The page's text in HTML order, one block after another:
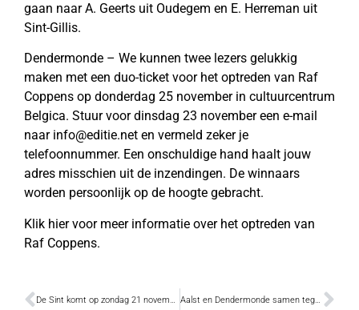
gaan naar A. Geerts uit Oudegem en E. Herreman uit
Sint-Gillis.
Dendermonde – We kunnen twee lezers gelukkig
maken met een duo-ticket voor het optreden van Raf
Coppens op donderdag 25 november in cultuurcentrum
Belgica. Stuur voor dinsdag 23 november een e-mail
naar info@editie.net en vermeld zeker je
telefoonnummer. Een onschuldige hand haalt jouw
adres misschien uit de inzendingen. De winnaars
worden persoonlijk op de hoogte gebracht.
Klik hier voor meer informatie over het optreden van
Raf Coppens.
De Sint komt op zondag 21 november Aalst en Dendermonde samen tegen wateroverlast